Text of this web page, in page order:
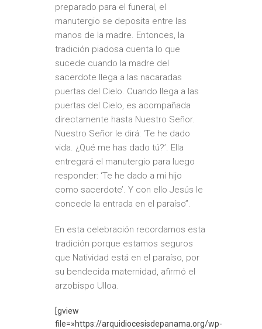
preparado para el funeral, el
manutergio se deposita entre las
manos de la madre. Entonces, la
tradición piadosa cuenta lo que
sucede cuando la madre del
sacerdote llega a las nacaradas
puertas del Cielo. Cuando llega a las
puertas del Cielo, es acompañada
directamente hasta Nuestro Señor.
Nuestro Señor le dirá: ‘Te he dado
vida. ¿Qué me has dado tú?’. Ella
entregará el manutergio para luego
responder: ‘Te he dado a mi hijo
como sacerdote’. Y con ello Jesús le
concede la entrada en el paraíso”.
En esta celebración recordamos esta
tradición porque estamos seguros
que Natividad está en el paraíso, por
su bendecida maternidad, afirmó el
arzobispo Ulloa.
[gview
file=»https://arquidiocesisdepanama.org/wp-